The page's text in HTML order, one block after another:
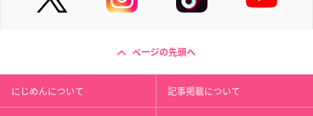
ページの先頭へ
にじめんについて 記事掲載について